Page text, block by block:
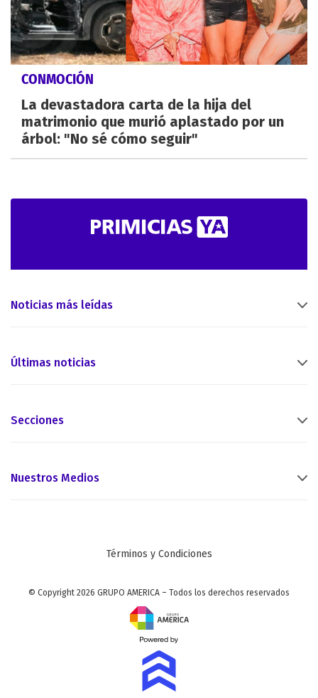
CONMOCIÓN
La devastadora carta de la hija del
matrimonio que murió aplastado por un
árbol: "No sé cómo seguir"
Noticias más leídas
Últimas noticias
Secciones
Nuestros Medios
Términos y Condiciones
© Copyright 2026 GRUPO AMERICA – Todos los derechos reservados